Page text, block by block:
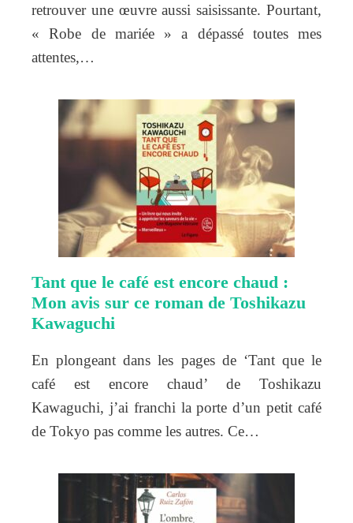
retrouver une œuvre aussi saisissante. Pourtant,
« Robe de mariée » a dépassé toutes mes
attentes,…
Tant que le café est encore chaud :
Mon avis sur ce roman de Toshikazu
Kawaguchi
En plongeant dans les pages de ‘Tant que le
café est encore chaud’ de Toshikazu
Kawaguchi, j’ai franchi la porte d’un petit café
de Tokyo pas comme les autres. Ce…